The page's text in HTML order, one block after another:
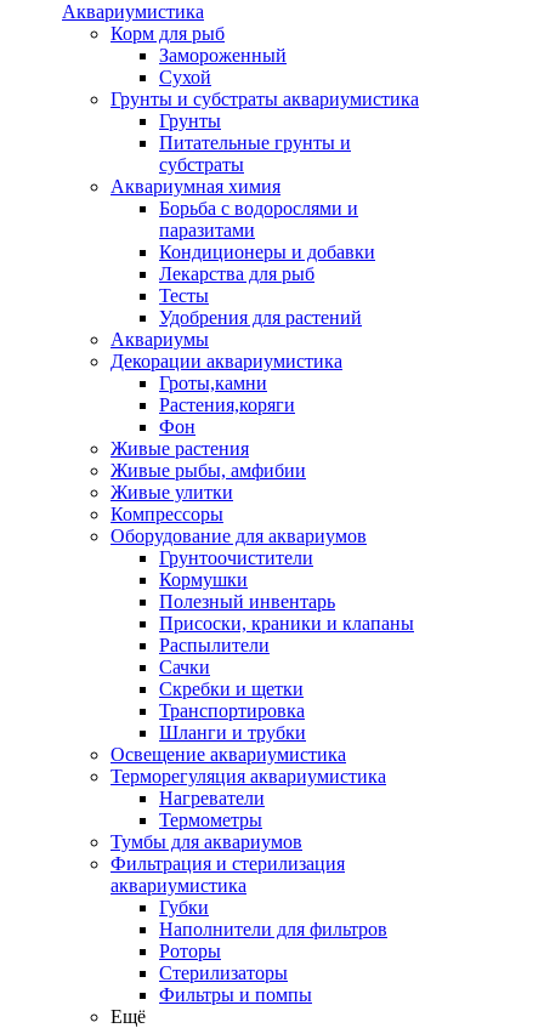
Аквариумистика
Корм для рыб
Замороженный
Сухой
Грунты и субстраты аквариумистика
Грунты
Питательные грунты и
субстраты
Аквариумная химия
Борьба с водорослями и
паразитами
Кондиционеры и добавки
Лекарства для рыб
Тесты
Удобрения для растений
Аквариумы
Декорации аквариумистика
Гроты,камни
Растения,коряги
Фон
Живые растения
Живые рыбы, амфибии
Живые улитки
Компрессоры
Оборудование для аквариумов
Грунтоочистители
Кормушки
Полезный инвентарь
Присоски, краники и клапаны
Распылители
Сачки
Скребки и щетки
Транспортировка
Шланги и трубки
Освещение аквариумистика
Терморегуляция аквариумистика
Нагреватели
Термометры
Тумбы для аквариумов
Фильтрация и стерилизация
аквариумистика
Губки
Наполнители для фильтров
Роторы
Стерилизаторы
Фильтры и помпы
Ещё